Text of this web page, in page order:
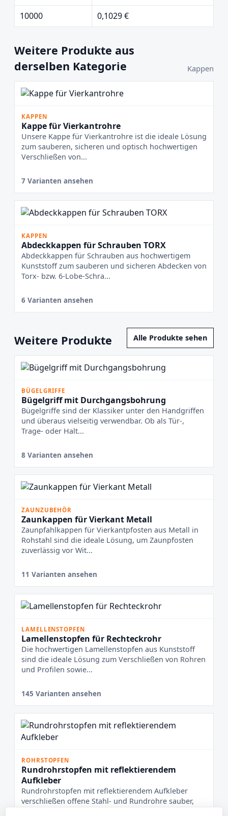
10000
0,1029 €
Weitere Produkte aus
derselben Kategorie
Kappen
KAPPEN
Kappe für Vierkantrohre
Unsere Kappe für Vierkantrohre ist die ideale Lösung
zum sauberen, sicheren und optisch hochwertigen
Verschließen von...
7 Varianten ansehen
KAPPEN
Abdeckkappen für Schrauben TORX
Abdeckkappen für Schrauben aus hochwertigem
Kunststoff zum sauberen und sicheren Abdecken von
Torx- bzw. 6-Lobe-Schra...
6 Varianten ansehen
Weitere Produkte Alle Produkte sehen
BÜGELGRIFFE
Bügelgriff mit Durchgangsbohrung
Bügelgriffe sind der Klassiker unter den Handgriffen
und überaus vielseitig verwendbar. Ob als Tür-,
Trage- oder Halt...
8 Varianten ansehen
ZAUNZUBEHÖR
Zaunkappen für Vierkant Metall
Zaunpfahlkappen für Vierkantpfosten aus Metall in
Rohstahl sind die ideale Lösung, um Zaunpfosten
zuverlässig vor Wit...
11 Varianten ansehen
LAMELLENSTOPFEN
Lamellenstopfen für Rechteckrohr
Die hochwertigen Lamellenstopfen aus Kunststoff
sind die ideale Lösung zum Verschließen von Rohren
und Profilen sowie...
145 Varianten ansehen
ROHRSTOPFEN
Rundrohrstopfen mit reflektierendem
Aufkleber
Rundrohrstopfen mit reflektierendem Aufkleber
verschließen offene Stahl- und Rundrohre sauber,